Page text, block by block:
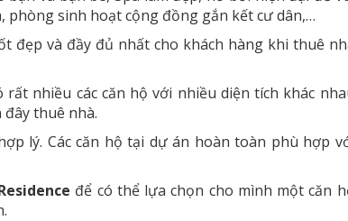
phòng sinh hoạt cộng đồng gắn kết cư dân,…
đẹp và đầy đủ nhất cho khách hàng khi thuê
nhiều các căn hộ với nhiều diện tích khác
thuê nhà.
lý. Các căn hộ tại dự án hoàn toàn phù hợp
để có thể lựa chọn cho mình một căn